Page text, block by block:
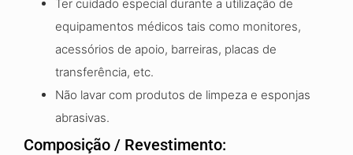
Ter cuidado especial durante a utilização de
equipamentos médicos tais como monitores,
acessórios de apoio, barreiras, placas de
transferência, etc.
Não lavar com produtos de limpeza e esponjas
abrasivas.
Composição / Revestimento: